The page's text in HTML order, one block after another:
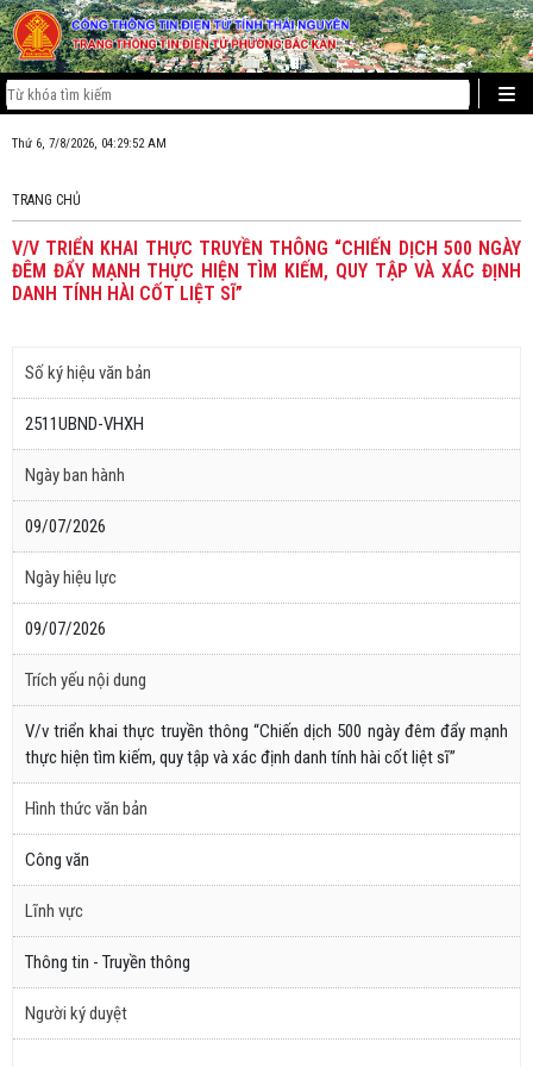
Thứ 6, 7/8/2026, 04:29:52 AM
TRANG CHỦ
V/V TRIỂN KHAI THỰC TRUYỀN THÔNG “CHIẾN DỊCH 500 NGÀY
ĐÊM ĐẨY MẠNH THỰC HIỆN TÌM KIẾM, QUY TẬP VÀ XÁC ĐỊNH
DANH TÍNH HÀI CỐT LIỆT SĨ”
Số ký hiệu văn bản
2511UBND-VHXH
Ngày ban hành
09/07/2026
Ngày hiệu lực
09/07/2026
Trích yếu nội dung
V/v triển khai thực truyền thông “Chiến dịch 500 ngày đêm đẩy mạnh
thực hiện tìm kiếm, quy tập và xác định danh tính hài cốt liệt sĩ”
Hình thức văn bản
Công văn
Lĩnh vực
Thông tin - Truyền thông
Người ký duyệt